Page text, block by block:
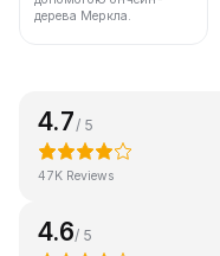
дерева Меркла.
4.7 / 5
47K Reviews
4.6/ 5